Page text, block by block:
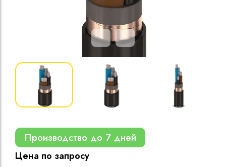
Кабели
изоляцией
Производство до 7 дней
Цена по запросу